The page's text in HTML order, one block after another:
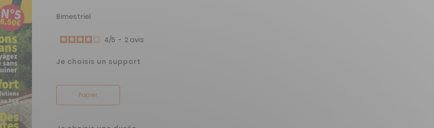
Bimestriel
4/5 - 2 avis
Je choisis un support
Papier